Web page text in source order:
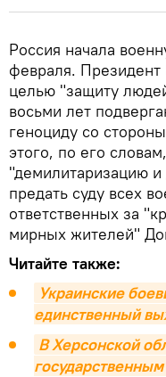
Россия начала
февраля.
целью "защиту
восьми лет
геноциду со
этого, по его
"демилитаризацию
предать суду всех
ответственных за
мирных жителей"
Читайте также:
Украинские
единственный
В Херсонской
государственным